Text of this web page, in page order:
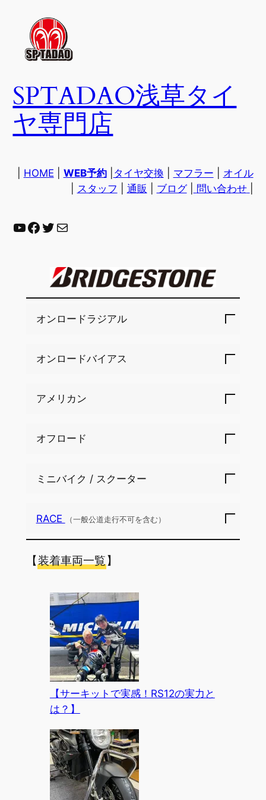
ッ
プSPTADAO浅草タイ
ヤ専門店
HOME WEB予約| タイヤ交換 マフラー
オイル
スタッフ 通販 ブログ| 問い合わせ
YouTube
Facebook
Twitter
Mail
オンロードラジアル
オンロードバイアス
アメリカン
オフロード
ミニバイク / スクーター
RACE （一般公道走行不可を含む）
【装着車両一覧】
【サーキットで実感！RS12の実力と
は？】